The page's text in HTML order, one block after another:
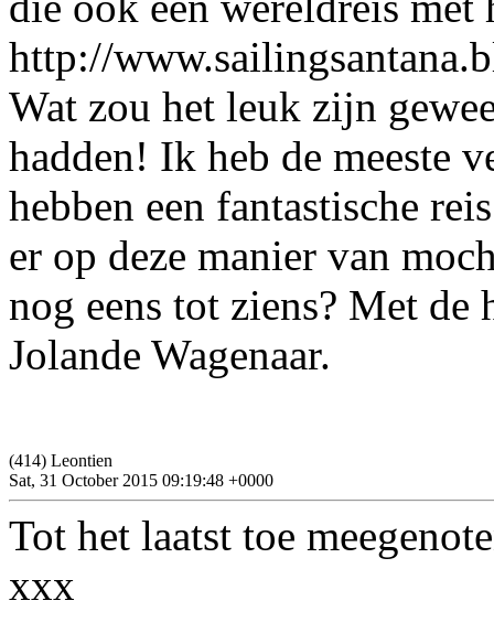
http://
Wat zou het leuk zijn
hadden! Ik heb de meeste
hebben een fantastische
er op deze manier van
nog eens tot ziens? Met
Jolande Wagenaar.
(414) Leontien
Sat, 31 October 2015 09:19:48 +0000
Tot het laatst toe
xxx